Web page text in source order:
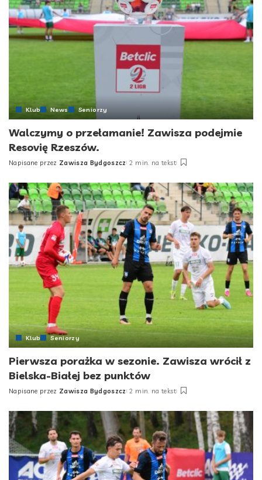
Klub News Seniorzy
Walczymy o przełamanie! Zawisza podejmie
Resovię Rzeszów.
Posted
Napisane przez Zawisza Bydgoszcz 2 min. na tekst
Klub Seniorzy
Pierwsza porażka w sezonie. Zawisza wrócił z
Bielska-Białej bez punktów
Posted
Napisane przez Zawisza Bydgoszcz 2 min. na tekst